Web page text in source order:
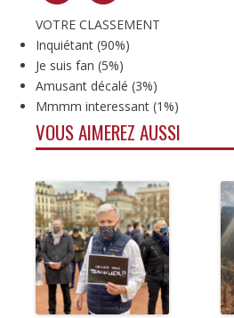
VOTRE CLASSEMENT
Inquiétant (90%)
Je suis fan (5%)
Amusant décalé (3%)
Mmmm interessant (1%)
VOUS AIMEREZ AUSSI